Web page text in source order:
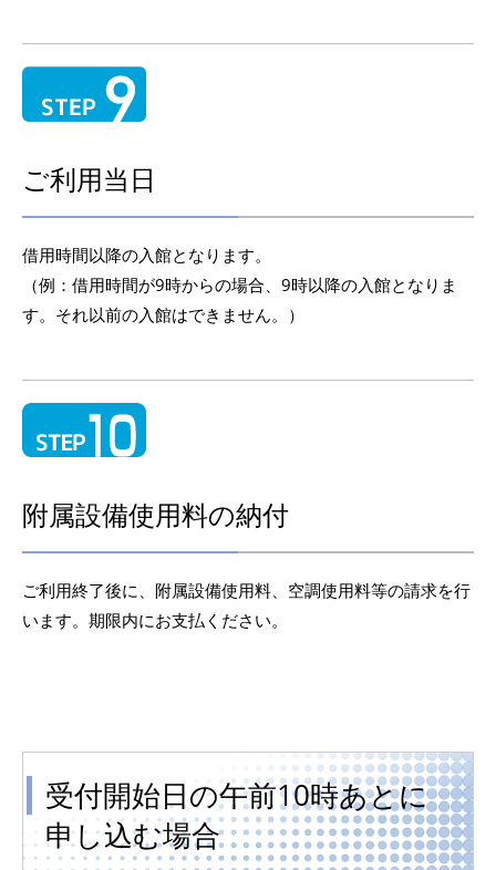
ご利用当日
借用時間以降の入館となります。
（例：借用時間が9時からの場合、9時以降の入館となりま
す。それ以前の入館はできません。）
附属設備使用料の納付
ご利用終了後に、附属設備使用料、空調使用料等の請求を行
います。期限内にお支払ください。
受付開始日の午前10時あとに
申し込む場合